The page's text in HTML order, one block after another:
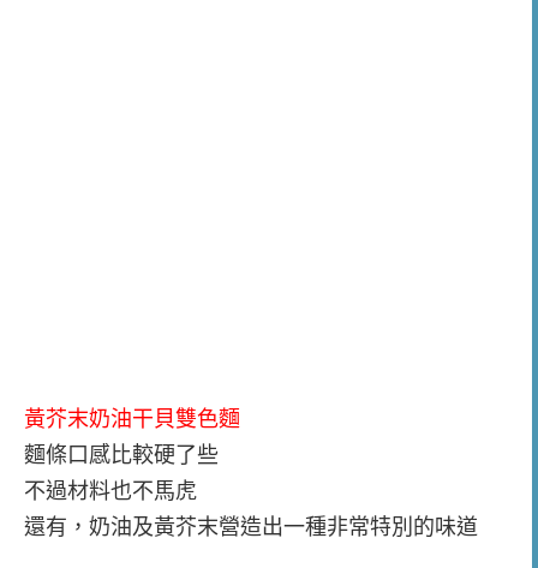
黃芥末奶油干貝雙色麵
麵條口感比較硬了些
不過材料也不馬虎
還有，奶油及黃芥末營造出一種非常特別的味道